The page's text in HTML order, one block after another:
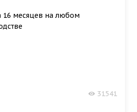
16 месяцев на любом
31541